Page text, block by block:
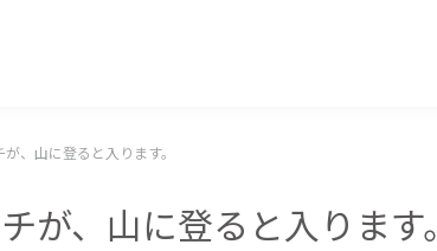
、山に登ると入ります。
が、山に登ると入ります。